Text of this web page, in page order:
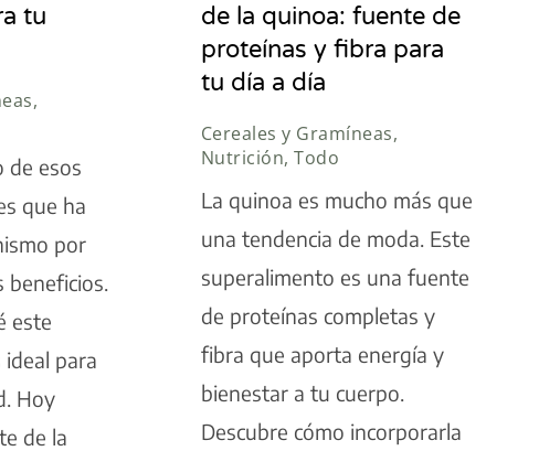
tu
de esos
que ha
por
beneficios.
este
para
Hoy
de la
de la quinoa: fuente de
proteínas y fibra para
tu día a día
Cereales y Gramíneas,
Nutrición, Todo
La quinoa es mucho más que
una tendencia de moda. Este
superalimento es una fuente
de proteínas completas y
fibra que aporta energía y
bienestar a tu cuerpo.
Descubre cómo incorporarla